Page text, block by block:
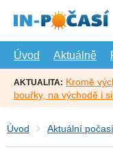
hlavní
Úvod
Aktuálně
AKTUALITA: Kromě
bouřky, na východě i
Úvod Aktuální počasí